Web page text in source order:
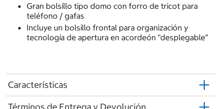
Gran bolsillo tipo domo con forro de tricot para
teléfono / gafas
Incluye un bolsillo frontal para organización y
tecnología de apertura en acordeón "desplegable”
Características